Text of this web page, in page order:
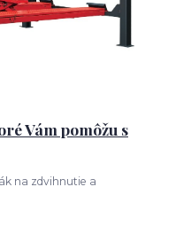
Vám pomôžu s
na zdvihnutie a